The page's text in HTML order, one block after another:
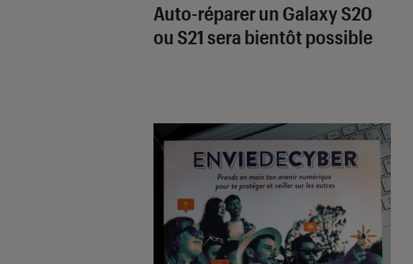
Auto-réparer un Galaxy S20
ou S21 sera bientôt possible